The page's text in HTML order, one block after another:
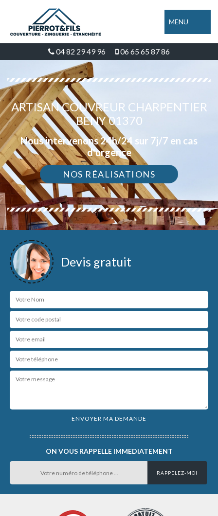
MENU
04 82 29 49 96 06 65 65 87 86
ARTISAN COUVREUR CHARPENTIER
BENY 01370
Nous intervenons 24h/24 sur 7j/7 en cas
d'urgence
NOS RÉALISATIONS
Devis gratuit
ON VOUS RAPPELLE IMMEDIATEMENT